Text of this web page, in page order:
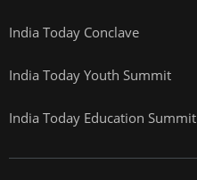
India Today Conclave
India Today Youth Summit
India Today Education Summit